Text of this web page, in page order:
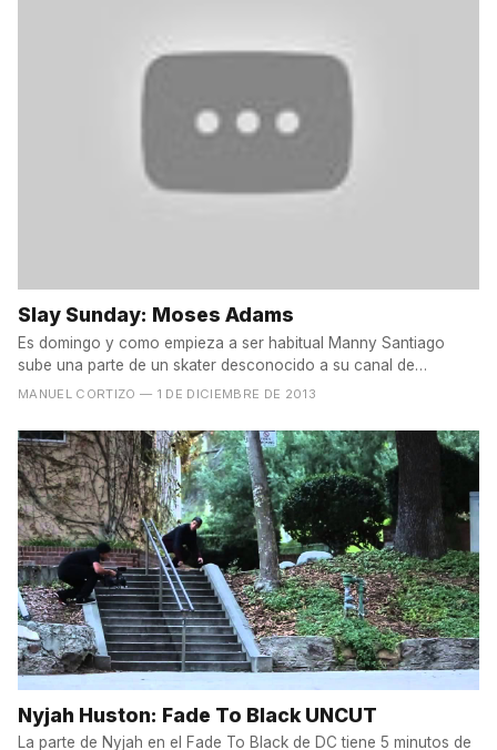
Slay Sunday: Moses Adams
Es domingo y como empieza a ser habitual Manny Santiago
sube una parte de un skater desconocido a su canal de
youtube....
MANUEL CORTIZO — 1 DE DICIEMBRE DE 2013
Nyjah Huston: Fade To Black UNCUT
La parte de Nyjah en el Fade To Black de DC tiene 5 minutos de